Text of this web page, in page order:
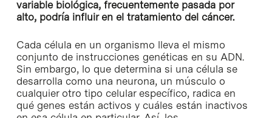
variable biológica, frecuentemente pasada por
alto, podría influir en el tratamiento del cáncer.
Cada célula en un organismo lleva el mismo
conjunto de instrucciones genéticas en su ADN.
Sin embargo, lo que determina si una célula se
desarrolla como una neurona, un músculo o
cualquier otro tipo celular específico, radica en
qué genes están activos y cuáles están inactivos